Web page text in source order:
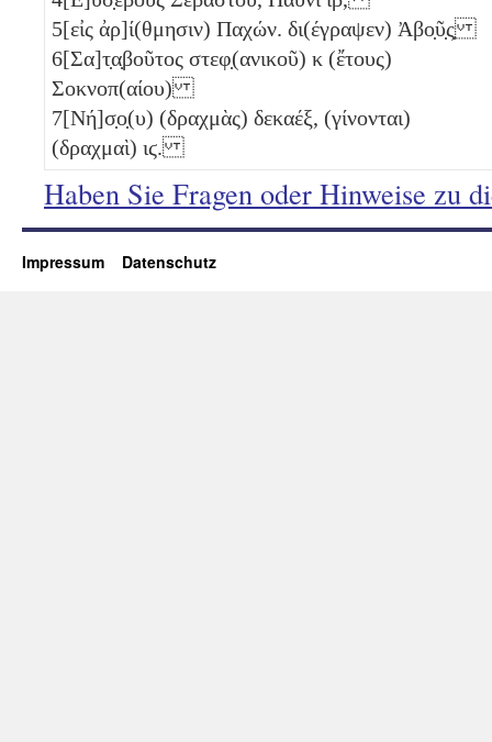
5[εἰς ἀρ]ί(θμησιν) Παχών. δι(έγραψεν) Ἀβο̣ῦ̣ς̣
6[Σα]τ̣α̣βοῦτος στεφ̣(ανικοῦ) κ (ἔτους)
Σοκνοπ(αίου)
7[Νή]σ̣ο̣(υ) (δραχμὰς) δεκαέξ, (γίνονται)
(δραχμαὶ) ιϛ.
Haben Sie Fragen oder Hinweise zu
Impressum Datenschutz